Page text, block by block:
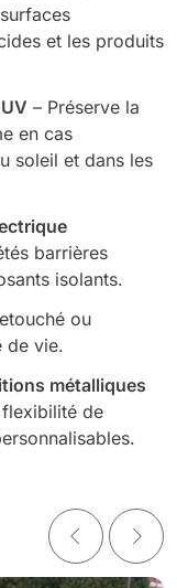
et les produits
– Préserve la
en cas
soleil et dans les
barrières
isolants.
ou
de vie.
métalliques
de